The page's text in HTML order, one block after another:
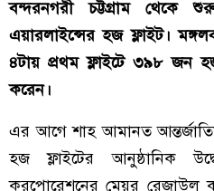
বন্দরনগরী চট্টগ্রাম থেকে
এয়ারলাইন্সের হজ ফ্লাইট।
৪টায় প্রথম ফ্লাইটে ৩৯৮ জন
করেন।
এর আগে শাহ আমানত আন্তর্জাতিক
হজ ফ্লাইটের আনুষ্ঠানিক
করপোরেশনের মেয়র রেজাউল